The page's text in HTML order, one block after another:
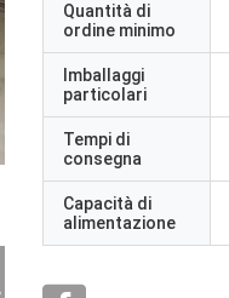
Quantità di
ordine minimo
Imballaggi
particolari
Tempi di
consegna
Capacità di
alimentazione